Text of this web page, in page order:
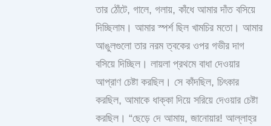
তার ঠোঁটে, গালে, গলায়, কাঁধে আমার দাঁত বসিয়ে
দিচ্ছিলাম। আমার স্পর্শ ছিল খামচির মতো। আমার
আঙুলগুলো তার নরম ত্বকের ওপর গভীর দাগ
বসিয়ে দিচ্ছিল। লায়লা প্রথমে বাধা দেওয়ার
আপ্রাণ চেষ্টা করছিল। সে কাঁদছিল, চিৎকার
করছিল, আমাকে ধাক্কা দিয়ে সরিয়ে দেওয়ার চেষ্টা
করছিল। “ছেড়ে দে আমায়, জানোয়ার! আল্লাহ্‌র